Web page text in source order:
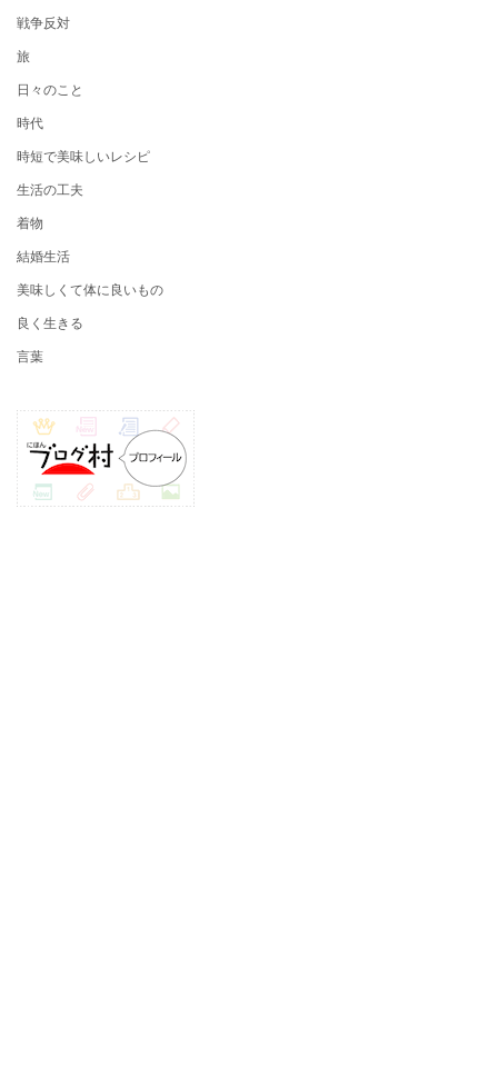
戦争反対
旅
日々のこと
時代
時短で美味しいレシピ
生活の工夫
着物
結婚生活
美味しくて体に良いもの
良く生きる
言葉